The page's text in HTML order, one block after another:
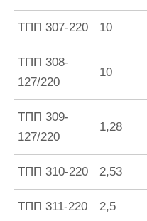
ТПП 307-220 10
ТПП 308-
127/220
10
ТПП 309-
127/220
1,28
ТПП 310-220 2,53
ТПП 311-220 2,5